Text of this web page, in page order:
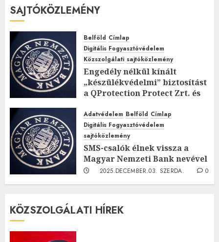
SAJTÓKÖZLEMÉNY
Belföld Címlap
Digitális Fogyasztóvédelem
Közszolgálati sajtóközlemény
Engedély nélkül kínált
„készülékvédelmi” biztosítást
a QProtection Protect Zrt. és
2026.MÁRCIUS.07. SZOMBAT.
0
Adatvédelem Belföld Címlap
Digitális Fogyasztóvédelem
sajtóközlemény
SMS-csalók élnek vissza a
Magyar Nemzeti Bank nevével
2025.DECEMBER.03. SZERDA.
0
KÖZSZOLGÁLATI HÍREK